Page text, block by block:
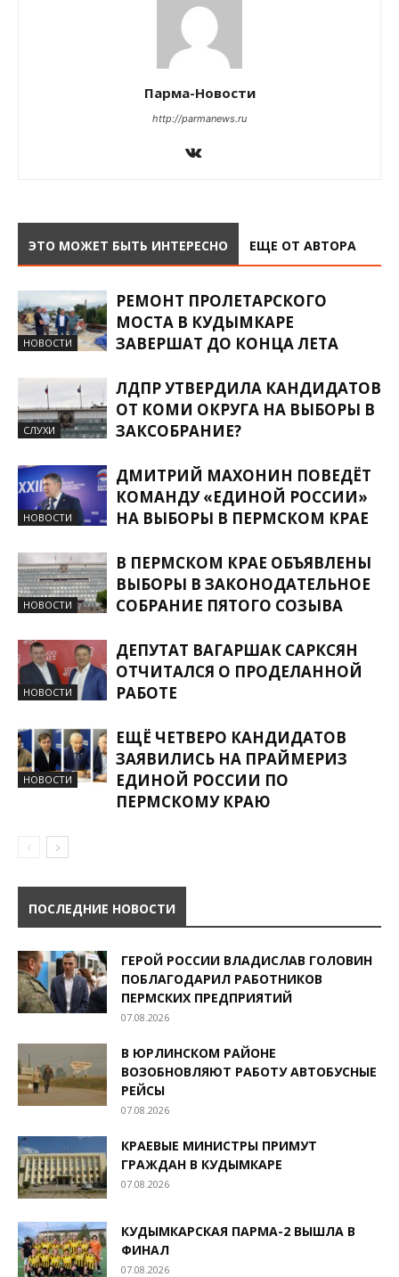
Парма-Новости
http://parmanews.ru
ЭТО МОЖЕТ БЫТЬ ИНТЕРЕСНО ЕЩЕ ОТ АВТОРА
НОВОСТИ
РЕМОНТ ПРОЛЕТАРСКОГО
МОСТА В КУДЫМКАРЕ
ЗАВЕРШАТ ДО КОНЦА ЛЕТА
СЛУХИ
ЛДПР УТВЕРДИЛА КАНДИДАТОВ
ОТ КОМИ ОКРУГА НА ВЫБОРЫ В
ЗАКСОБРАНИЕ?
НОВОСТИ
ДМИТРИЙ МАХОНИН ПОВЕДЁТ
КОМАНДУ «ЕДИНОЙ РОССИИ»
НА ВЫБОРЫ В ПЕРМСКОМ КРАЕ
НОВОСТИ
В ПЕРМСКОМ КРАЕ ОБЪЯВЛЕНЫ
ВЫБОРЫ В ЗАКОНОДАТЕЛЬНОЕ
СОБРАНИЕ ПЯТОГО СОЗЫВА
НОВОСТИ
ДЕПУТАТ ВАГАРШАК САРКСЯН
ОТЧИТАЛСЯ О ПРОДЕЛАННОЙ
РАБОТЕ
НОВОСТИ
ЕЩЁ ЧЕТВЕРО КАНДИДАТОВ
ЗАЯВИЛИСЬ НА ПРАЙМЕРИЗ
ЕДИНОЙ РОССИИ ПО
ПЕРМСКОМУ КРАЮ
ПОСЛЕДНИЕ НОВОСТИ
ГЕРОЙ РОССИИ ВЛАДИСЛАВ ГОЛОВИН
ПОБЛАГОДАРИЛ РАБОТНИКОВ
ПЕРМСКИХ ПРЕДПРИЯТИЙ
07.08.2026
В ЮРЛИНСКОМ РАЙОНЕ
ВОЗОБНОВЛЯЮТ РАБОТУ АВТОБУСНЫЕ
РЕЙСЫ
07.08.2026
КРАЕВЫЕ МИНИСТРЫ ПРИМУТ
ГРАЖДАН В КУДЫМКАРЕ
07.08.2026
КУДЫМКАРСКАЯ ПАРМА-2 ВЫШЛА В
ФИНАЛ
07.08.2026